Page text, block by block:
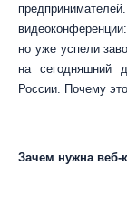
но уже успели
на сегодняшний
России. Почему
Зачем нужна веб-